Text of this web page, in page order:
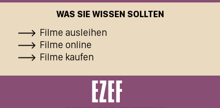
WAS SIE WISSEN SOLLTEN
Filme ausleihen
Filme online
Filme kaufen